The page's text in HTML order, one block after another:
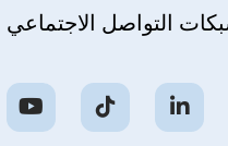
التواصل الاجتماعي